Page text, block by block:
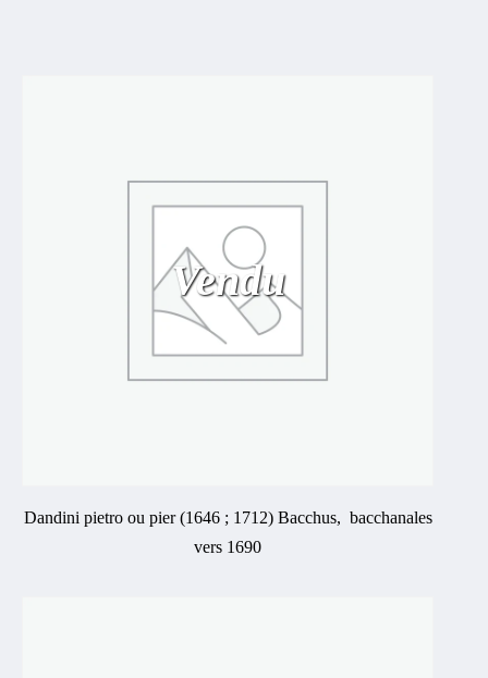
Vendu
Dandini pietro ou pier (1646 ; 1712) Bacchus, bacchanales
vers 1690